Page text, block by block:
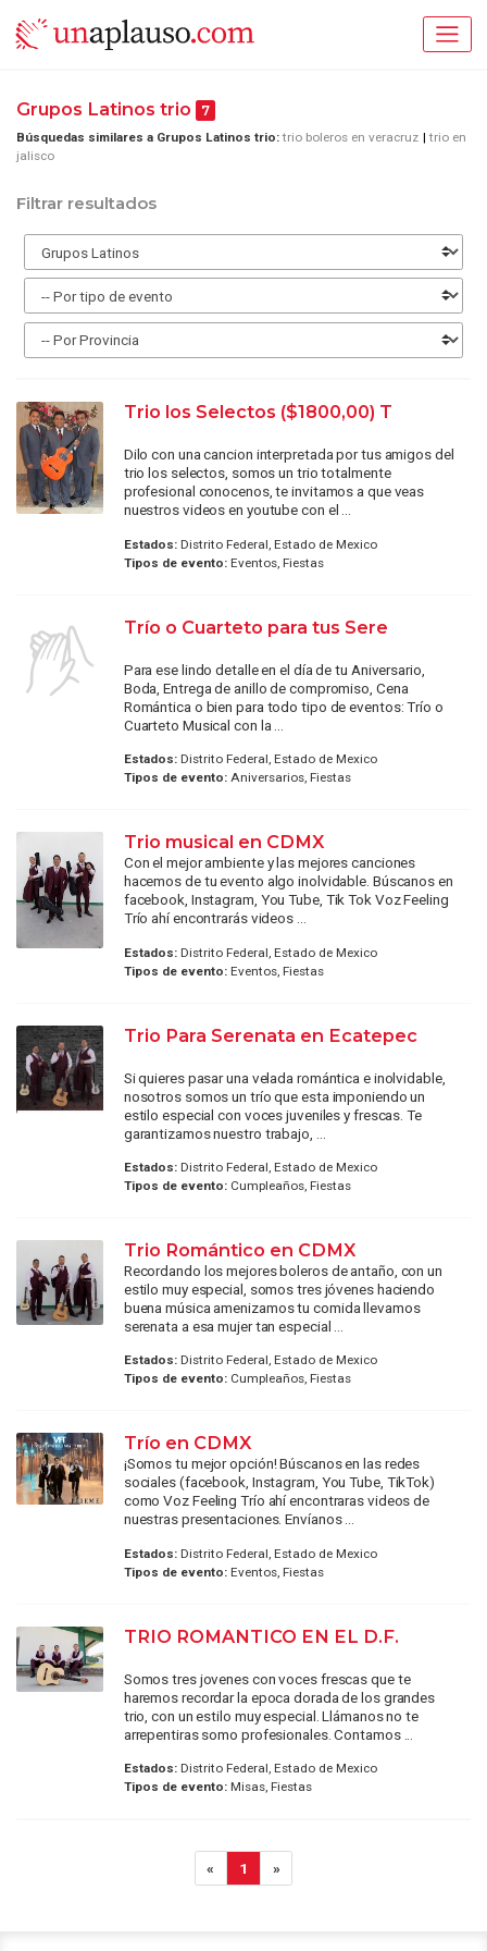
Grupos Latinos trio 7
Búsquedas similares a Grupos Latinos trio: trio boleros en veracruz
trio en
jalisco
Filtrar resultados
Trio los Selectos ($1800,00) T
Dilo con una cancion interpretada por tus amigos del
trio los selectos, somos un trio totalmente
profesional conocenos, te invitamos a que veas
nuestros videos en youtube con el ...
Estados:Distrito Federal, Estado de Mexico
Tipos de evento:Eventos, Fiestas
Trío o Cuarteto para tus Sere
Para ese lindo detalle en el día de tu Aniversario,
Boda, Entrega de anillo de compromiso, Cena
Romántica o bien para todo tipo de eventos: Trío o
Cuarteto Musical con la ...
Estados:Distrito Federal, Estado de Mexico
Tipos de evento:Aniversarios, Fiestas
Trio musical en CDMX
Con el mejor ambiente y las mejores canciones
hacemos de tu evento algo inolvidable. Búscanos en
facebook, Instagram, You Tube, Tik Tok Voz Feeling
Trío ahí encontrarás videos ...
Estados:Distrito Federal, Estado de Mexico
Tipos de evento:Eventos, Fiestas
Trio Para Serenata en Ecatepec
Si quieres pasar una velada romántica e inolvidable,
nosotros somos un trío que esta imponiendo un
estilo especial con voces juveniles y frescas. Te
garantizamos nuestro trabajo, ...
Estados:Distrito Federal, Estado de Mexico
Tipos de evento:Cumpleaños, Fiestas
Trio Romántico en CDMX
Recordando los mejores boleros de antaño, con un
estilo muy especial, somos tres jóvenes haciendo
buena música amenizamos tu comida llevamos
serenata a esa mujer tan especial ...
Estados:Distrito Federal, Estado de Mexico
Tipos de evento:Cumpleaños, Fiestas
Trío en CDMX
¡Somos tu mejor opción! Búscanos en las redes
sociales (facebook, Instagram, You Tube, TikTok)
como Voz Feeling Trío ahí encontraras videos de
nuestras presentaciones. Envíanos ...
Estados:Distrito Federal, Estado de Mexico
Tipos de evento:Eventos, Fiestas
TRIO ROMANTICO EN EL D.F.
Somos tres jovenes con voces frescas que te
haremos recordar la epoca dorada de los grandes
trio, con un estilo muy especial. Llámanos no te
arrepentiras somo profesionales. Contamos ...
Estados:Distrito Federal, Estado de Mexico
Tipos de evento:Misas, Fiestas
« 1 »